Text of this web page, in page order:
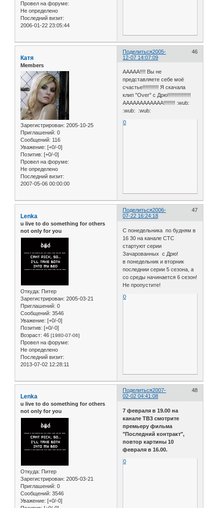
Провел на форуме:
Не определено
Последний визит:
2006-01-22 23:05:44
Поделиться 46
2005-
12-07 14:07:09
Катя
Members
Зарегистрирован: 2005-10-25
Приглашений: 0
Сообщений: 116
Уважение: [+0/-0]
Позитив: [+0/-0]
Провел на форуме:
Не определено
Последний визит:
2007-05-06 00:00:00
ААААА!!!! Вы не
представляете себе моё
счастье!!!!!!!!!!! Я скачала
клип "Over" с Дрю!!!!!!!!!!!!!!!!
АААААААААААА!!!!!!!! :wub:
:wub: :wub:
0
Поделиться 47
2006-
07-22 16:24:18
Lenka
u live to do something for others
not only for you
Откуда: Питер
Зарегистрирован: 2005-03-21
Приглашений: 0
Сообщений: 3546
Уважение: [+0/-0]
Позитив: [+0/-0]
Возраст: 46 [1980-07-06]
Провел на форуме:
Не определено
Последний визит:
2013-07-02 12:28:11
С понедельника по будням в
16 30 на канале СТС
стартуют серии
Зачарованных с Дрю!
в понедельник и вторник
последнии серии 5 сезона, а
со среды начинается 6 сезон!
Не пропустите!
0
Поделиться 48
2007-
02-02 04:41:08
Lenka
u live to do something for others
not only for you
Откуда: Питер
Зарегистрирован: 2005-03-21
Приглашений: 0
Сообщений: 3546
Уважение: [+0/-0]
7 февраля в 19.00 на
канале ТВ3 смотрите
премьеру фильма
"Последний контракт",
повтор картины 10
февраля в 16.00.
0